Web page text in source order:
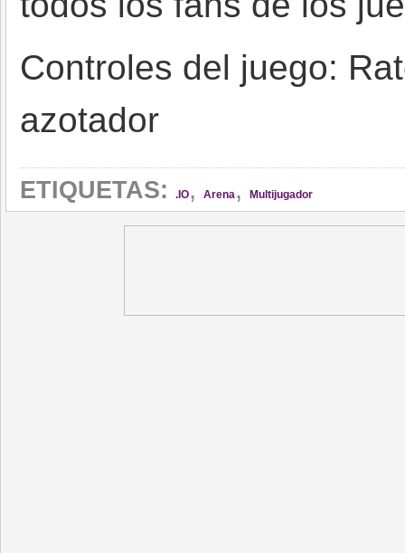
Controles del juego:
azotador
ETIQUETAS: .IO, Arena, Multijugador